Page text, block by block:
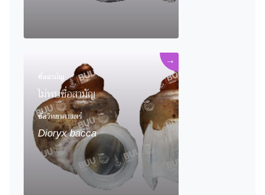
ชื่อสามัญ
ไม่พบชื่อสามัญ
ชื่อวิทยาศาสตร์
Dioryx bacca
→